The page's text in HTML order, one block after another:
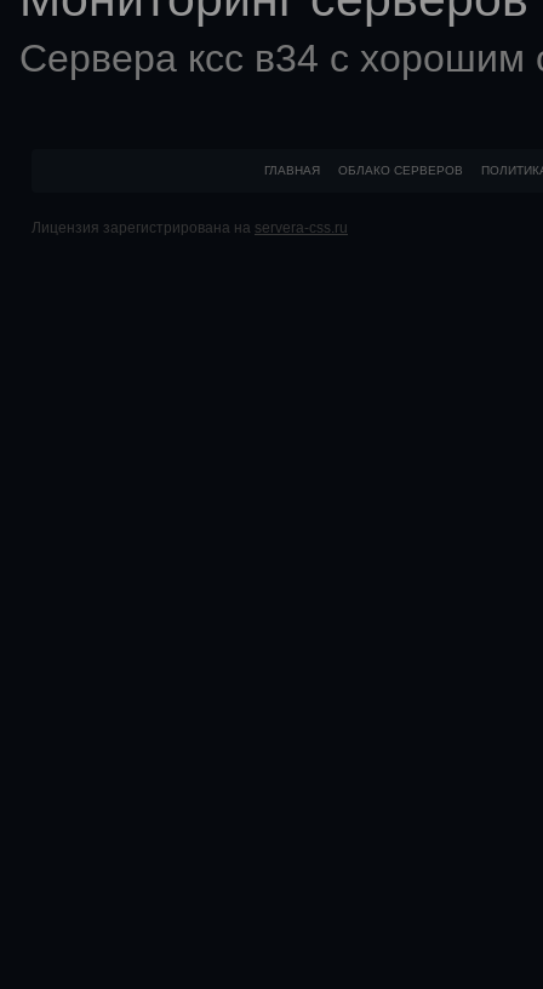
Сервера ксс в34 с хорошим
ГЛАВНАЯ ОБЛАКО СЕРВЕРОВ
Лицензия зарегистрирована на servera-css.ru